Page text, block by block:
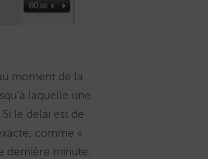
moment de la
laquelle une
le délai est de
comme «
dernière minute.